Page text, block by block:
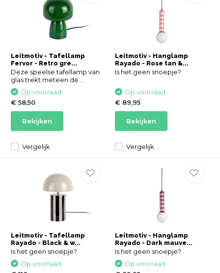
Leitmotiv - Tafellamp
Fervor - Retro gre...
Deze speelse tafellamp van
glas trekt meteen de ...
Vergelijk
Op voorraad
€ 58,50
Bekijken
Leitmotiv - Hanglamp
Rayado - Rose tan &...
Is het geen snoepje?
Vergelijk
Op voorraad
€ 89,95
Bekijken
Leitmotiv - Tafellamp
Rayado - Black & w...
Is het geen snoepje?
Op voorraad
Leitmotiv - Hanglamp
Rayado - Dark mauve...
Is het geen snoepje?
Op voorraad